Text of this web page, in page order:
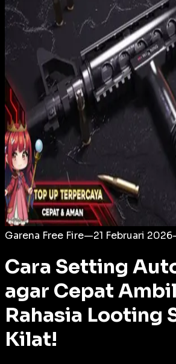
Login
Garena Free Fire—21 Februari 2026
Cara Setting
agar Cepat
Rahasia Looting
Kilat!